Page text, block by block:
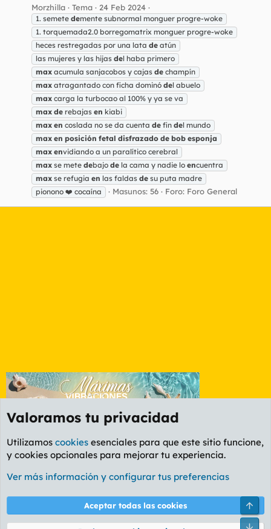
Morzhilla Tema 24 Feb 2024
1. semete demente subnormal monguer progre-woke
1. torquemada2.0 borregomatrix monguer progre-woke
heces restregadas por una lata de atún
las mujeres y las hijas del haba primero
max acumula sanjacobos y cajas de champín
max atragantado con ficha dominó del abuelo
max carga la turbocao al 100% y ya se va
max de rebajas en kiabi
max en coslada no se da cuenta de fin del mundo
max en posición fetal disfrazado de bob esponja
max envidiando a un paralítico cerebral
max se mete debajo de la cama y nadie lo encuentra
max se refugia en las faldas de su puta madre
pionono ❤️ cocaína
Masunos: 56 Foro: Foro General
Etiquetas
Cookies
PL OLDSTYLE AMARILLO
Términos y reglas Política de privacidad Ayuda
Valoramos tu privacidad
Utilizamos cookies esenciales para que este sitio funcione,
y cookies opcionales para mejorar tu experiencia.
Ver más información y configurar tus preferencias
Aceptar todas las cookies
Pie